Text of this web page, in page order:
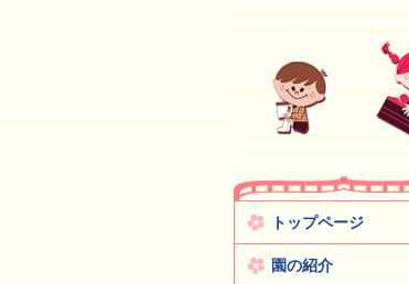
トップページ
園の紹介